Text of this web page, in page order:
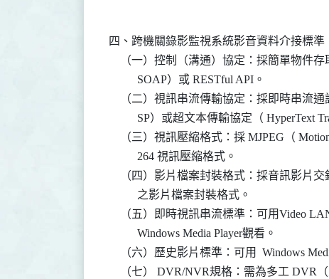
四、跨機關錄影監視系統影音資料介接標準
（一）控制（溝通）協定：採簡單物件存
          SOAP）或 RESTful API。
（二）視訊串流傳輸協定：採即時串流通
SP）或超文本傳輸協定（ HyperText
（三）視訊壓縮格式：採 MJPEG（ Motion
          264 視訊壓縮格式。
（四）影片檔案封裝格式：採音訊影片交
          之影片檔案封裝格式。
（五）即時視訊串流標準：可用Video
          Windows Media Player觀看。
（六）歷史影片標準：可用  Windows
（七） DVR/NVR規格：需為多工 DVR